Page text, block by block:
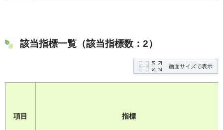
該当指標一覧（該当指標数：2）
画面サイズで表示
項目 指標